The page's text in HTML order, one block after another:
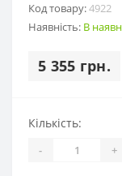
Код товару:4922
Наявність: В
5 355 грн.
Кількість:
- +